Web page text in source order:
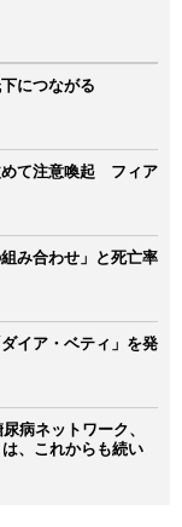
につながる
めて注意喚起 フィア
み合わせ」と死亡率
イア・ベティ」を発
病ネットワーク、
、これからも続い